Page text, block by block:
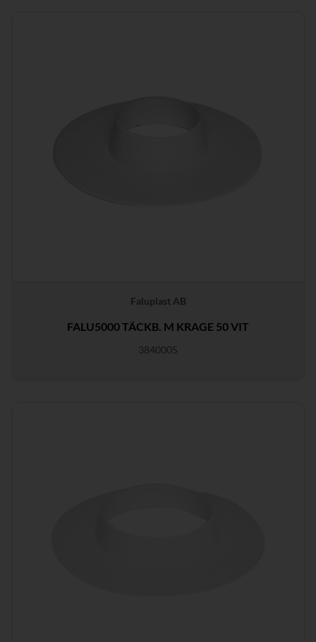
Faluplast AB
FALU5000 TÄCKB. M KRAGE 50 VIT
3840005